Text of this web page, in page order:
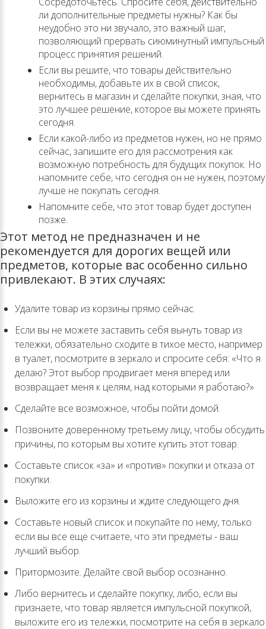
ли дополнительные предметы нужны? Как бы
неудобно это ни звучало, это важный шаг,
позволяющий прервать сиюминутный импульсный
процесс принятия решений.
Если вы решите, что товары действительно
необходимы, добавьте их в свой список,
вернитесь в магазин и сделайте покупки, зная, что
это лучшее решение, которое вы можете принять
сегодня.
Если какой-либо из предметов нужен, но не прямо
сейчас, запишите его для рассмотрения как
возможную потребность для будущих покупок. Но
напомните себе, что сегодня он не нужен, поэтому
лучше не покупать сегодня.
Напомните себе, что этот товар будет доступен
позже.
Этот метод не предназначен и не
рекомендуется для дорогих вещей или
предметов, которые вас особенно сильно
привлекают. В этих случаях:
Удалите товар из корзины прямо сейчас.
Если вы не можете заставить себя вынуть товар из
тележки, обязательно сходите в тихое место, например
в туалет, посмотрите в зеркало и спросите себя: «Что я
делаю? Этот выбор продвигает меня вперед или
возвращает меня к целям, над которыми я работаю?»
Сделайте все возможное, чтобы пойти домой.
Позвоните доверенному третьему лицу, чтобы обсудить
причины, по которым вы хотите купить этот товар.
Составьте список «за» и «против» покупки и отказа от
покупки.
Выложите его из корзины и ждите следующего дня.
Составьте новый список и покупайте по нему, только
если вы все еще считаете, что эти предметы - ваш
лучший выбор.
Притормозите. Делайте свой выбор осознанно.
Либо вернитесь и сделайте покупку, либо, если вы
признаете, что товар является импульсной покупкой,
выложите его из тележки, посмотрите на себя в зеркало